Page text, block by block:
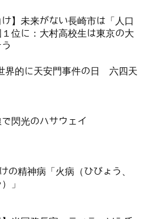
け】未来がない長崎市は「人口
位に：大村高校生は東京の大
界的に天安門事件の日 六四天
閃光のハサウェイ
の精神病「火病（ひびょう、
」